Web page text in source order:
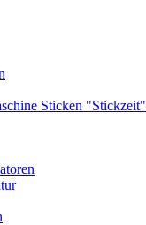
Sticken "Stickzeit"